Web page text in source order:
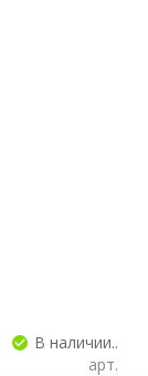
В наличии..
арт.